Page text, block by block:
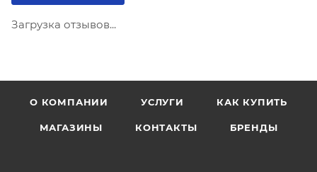
Загрузка отзывов...
О КОМПАНИИ УСЛУГИ КАК КУПИТЬ
МАГАЗИНЫ КОНТАКТЫ БРЕНДЫ